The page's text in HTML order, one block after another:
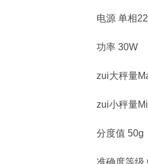
电源 单相
功率 30W
zui大秤量
zui小秤量
分度值 50g
准确度等级